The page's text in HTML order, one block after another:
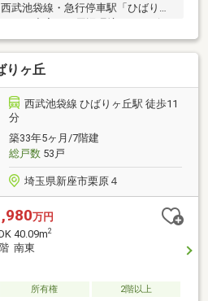
武池袋線・急行停車駅「ひばりヶ
りヶ丘
西武池袋線 ひばりヶ丘駅 徒歩11
分
築33年5ヶ月/7階建
総戸数53戸
埼玉県新座市栗原４
万円
40.09m2
南東
所有権
2階以上